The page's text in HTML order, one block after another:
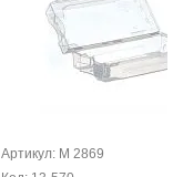
Артикул: М 2869